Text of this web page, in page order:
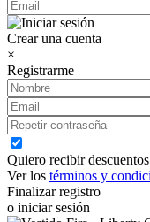
Crear una cuenta
×
Registrarme
Quiero recibir
Ver los términos y
Finalizar registro
o iniciar sesión